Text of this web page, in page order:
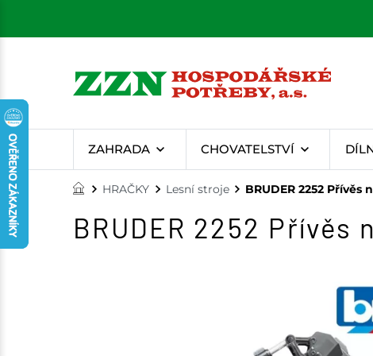
ZAHRADA CHOVATELSTVÍ
HRAČKY Lesní stroje BRUDER 2252
BRUDER 2252